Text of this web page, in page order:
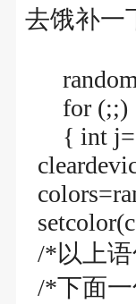
去饿补一
for (;;)
{ int
/*以上
/*下面